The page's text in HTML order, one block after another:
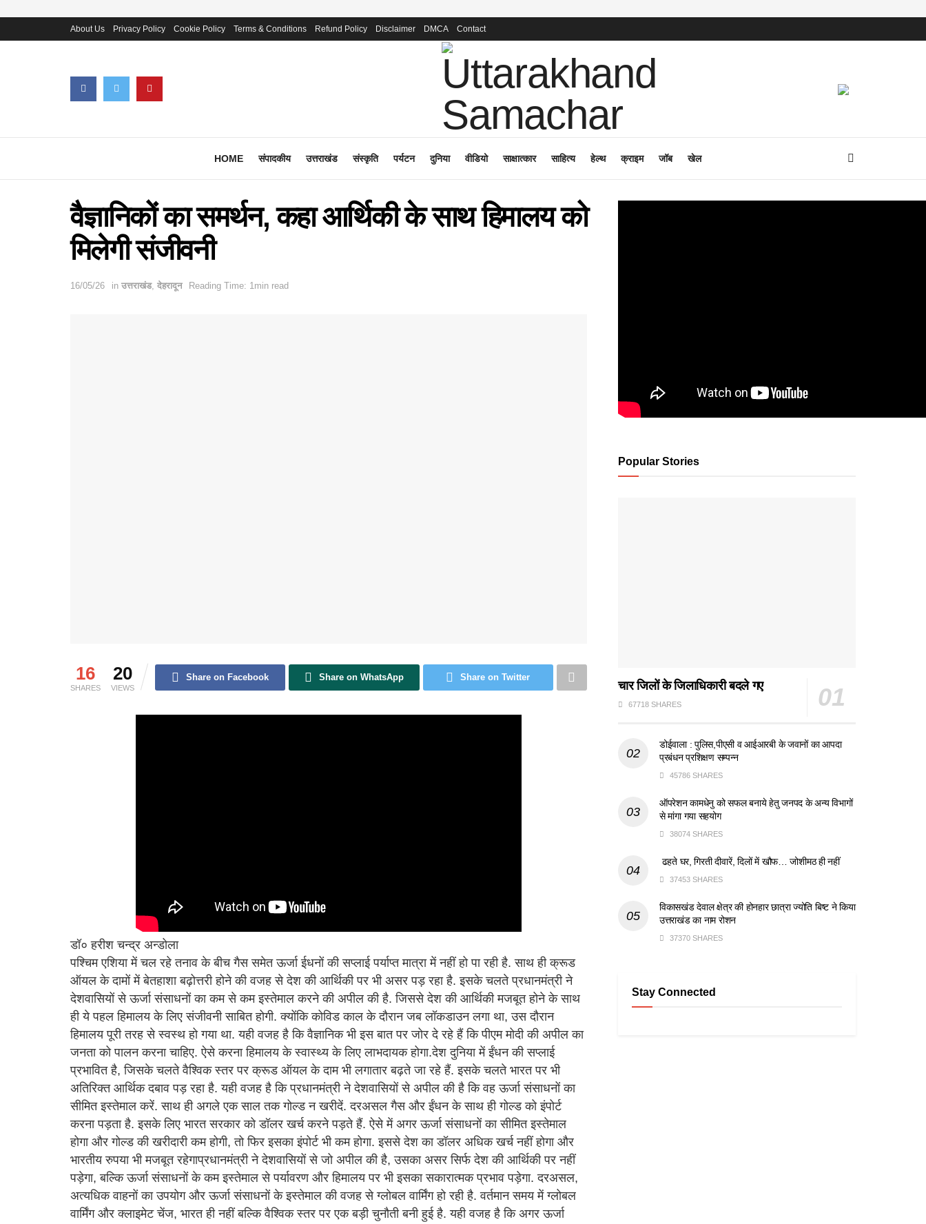
About Us Privacy Policy Cookie Policy Terms & Conditions Refund Policy Disclaimer DMCA Contact
HOME संपादकीय उत्तराखंड संस्कृति पर्यटन दुनिया वीडियो साक्षात्कार साहित्य हेल्थ क्राइम जॉब खेल
वैज्ञानिकों का समर्थन, कहा आर्थिकी के साथ हिमालय को
मिलेगी संजीवनी
16/05/26 in उत्तराखंड, देहरादून Reading Time: 1min read
16
SHARES
20
VIEWS
Share on Facebook Share on WhatsApp Share on Twitter
डॉ० हरीश चन्द्र अन्डोला
पश्चिम एशिया में चल रहे तनाव के बीच गैस समेत ऊर्जा ईधनों की सप्लाई पर्याप्त मात्रा में नहीं हो पा रही है. साथ ही क्रूड
ऑयल के दामों में बेतहाशा बढ़ोत्तरी होने की वजह से देश की आर्थिकी पर भी असर पड़ रहा है. इसके चलते प्रधानमंत्री ने
देशवासियों से ऊर्जा संसाधनों का कम से कम इस्तेमाल करने की अपील की है. जिससे देश की आर्थिकी मजबूत होने के साथ
ही ये पहल हिमालय के लिए संजीवनी साबित होगी. क्योंकि कोविड काल के दौरान जब लॉकडाउन लगा था, उस दौरान
हिमालय पूरी तरह से स्वस्थ हो गया था. यही वजह है कि वैज्ञानिक भी इस बात पर जोर दे रहे हैं कि पीएम मोदी की अपील का
जनता को पालन करना चाहिए. ऐसे करना हिमालय के स्वास्थ्य के लिए लाभदायक होगा.देश दुनिया में ईंधन की सप्लाई
प्रभावित है, जिसके चलते वैश्विक स्तर पर क्रूड ऑयल के दाम भी लगातार बढ़ते जा रहे हैं. इसके चलते भारत पर भी
अतिरिक्त आर्थिक दबाव पड़ रहा है. यही वजह है कि प्रधानमंत्री ने देशवासियों से अपील की है कि वह ऊर्जा संसाधनों का
सीमित इस्तेमाल करें. साथ ही अगले एक साल तक गोल्ड न खरीदें. दरअसल गैस और ईंधन के साथ ही गोल्ड को इंपोर्ट
करना पड़ता है. इसके लिए भारत सरकार को डॉलर खर्च करने पड़ते हैं. ऐसे में अगर ऊर्जा संसाधनों का सीमित इस्तेमाल
होगा और गोल्ड की खरीदारी कम होगी, तो फिर इसका इंपोर्ट भी कम होगा. इससे देश का डॉलर अधिक खर्च नहीं होगा और
भारतीय रुपया भी मजबूत रहेगाप्रधानमंत्री ने देशवासियों से जो अपील की है, उसका असर सिर्फ देश की आर्थिकी पर नहीं
पड़ेगा, बल्कि ऊर्जा संसाधनों के कम इस्तेमाल से पर्यावरण और हिमालय पर भी इसका सकारात्मक प्रभाव पड़ेगा. दरअसल,
अत्यधिक वाहनों का उपयोग और ऊर्जा संसाधनों के इस्तेमाल की वजह से ग्लोबल वार्मिंग हो रही है. वर्तमान समय में ग्लोबल
वार्मिंग और क्लाइमेट चेंज, भारत ही नहीं बल्कि वैश्विक स्तर पर एक बड़ी चुनौती बनी हुई है. यही वजह है कि अगर ऊर्जा
Popular Stories
चार जिलों के जिलाधिकारी बदले गए
67718 SHARES
डोईवाला : पुलिस,पीएसी व आईआरबी के जवानों का आपदा
प्रबंधन प्रशिक्षण सम्पन्न
45786 SHARES
ऑपरेशन कामधेनु को सफल बनाये हेतु जनपद के अन्य विभागों
से मांगा गया सहयोग
38074 SHARES
ढहते घर, गिरती दीवारें, दिलों में खौफ… जोशीमठ ही नहीं
37453 SHARES
विकासखंड देवाल क्षेत्र की होनहार छात्रा ज्योति बिष्ट ने किया
उत्तराखंड का नाम रोशन
37370 SHARES
Stay Connected